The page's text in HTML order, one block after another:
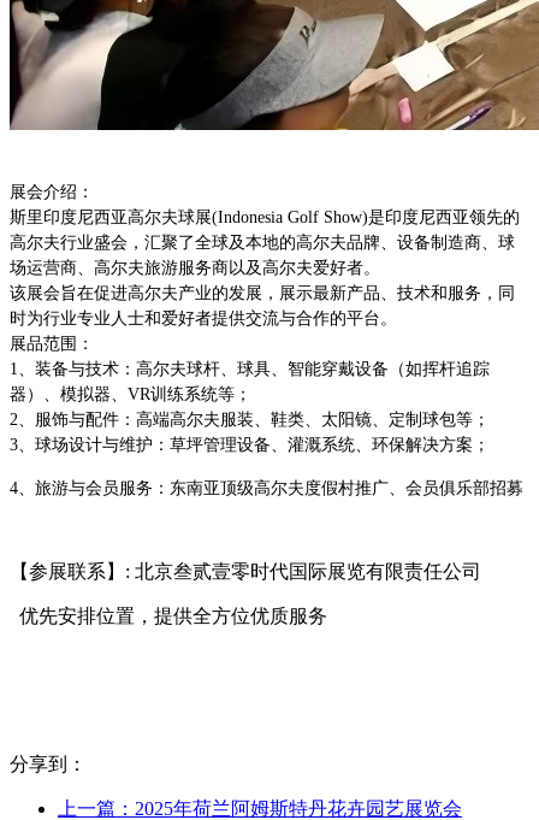
展会介绍：
斯里印度尼西亚高尔夫球展(Indonesia Golf Show)是印度尼西亚领先的
高尔夫行业盛会，汇聚了全球及本地的高尔夫品牌、设备制造商、球
场运营商、高尔夫旅游服务商以及高尔夫爱好者。
该展会旨在促进高尔夫产业的发展，展示最新产品、技术和服务，同
时为行业专业人士和爱好者提供交流与合作的平台。
展品范围：
1、装备与技术：高尔夫球杆、球具、智能穿戴设备（如挥杆追踪
器）、模拟器、VR训练系统等；
2、服饰与配件：高端高尔夫服装、鞋类、太阳镜、定制球包等；
3、球场设计与维护：草坪管理设备、灌溉系统、环保解决方案；
4、旅游与会员服务：东南亚顶级高尔夫度假村推广、会员俱乐部招募
【参展联系】: 北京叁贰壹零时代国际展览有限责任公司
优先安排位置，提供全方位优质服务
分享到：
上一篇：2025年荷兰阿姆斯特丹花卉园艺展览会